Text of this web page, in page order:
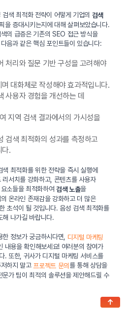
색 최적화 전략이 어떻게 기업의 검색
을 증대시키는지에 대해 살펴보았습니다.
의 급증은 기존의 SEO 접근 방식을
음과 같은 핵심 포인트들이 있습니다:
처리와 질문 기반 구성을 고려해야
대화체로 작성해야 효과적입니다.
사용자 경험을 개선하는 데
지역 검색 결과에서의 가시성을
검색 최적화의 성과를 측정하고
다.
최적화를 위한 전략을 즉시 실행에
서치를 강화하고, 콘텐츠를 사용자
소들을 최적화하여 검색 노출을
온라인 존재감을 강화하고 더 많은
초석이 될 것입니다. 음성 검색 최적화를
나가길 바랍니다.
정보가 궁금하시다면, 디지털 마케팅
내용을 확인해보세요! 여러분의 참여가
. 또한, 귀사가 디지털 마케팅 서비스를
하지 말고 프로젝트 문의 를 통해 상담을
가 팀이 최적의 솔루션을 제안해드릴 수
↑